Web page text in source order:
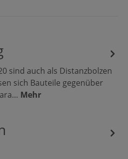
sind auch als Distanzbolzen
sich Bauteile gegenüber
Mehr